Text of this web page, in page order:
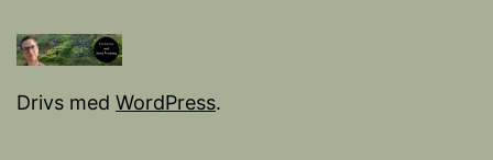
Drivs med WordPress.